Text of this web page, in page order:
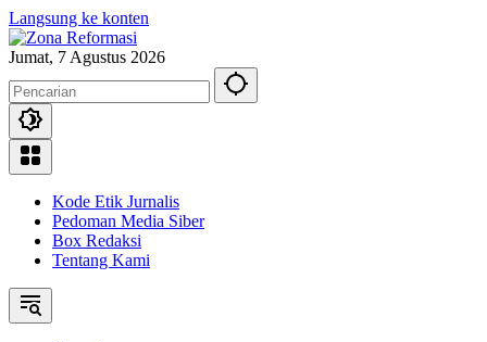
Langsung ke konten
Jumat, 7 Agustus 2026
Kode Etik Jurnalis
Pedoman Media Siber
Box Redaksi
Tentang Kami